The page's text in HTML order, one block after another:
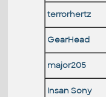
terrorhertz
GearHead
major205
Insan Sony